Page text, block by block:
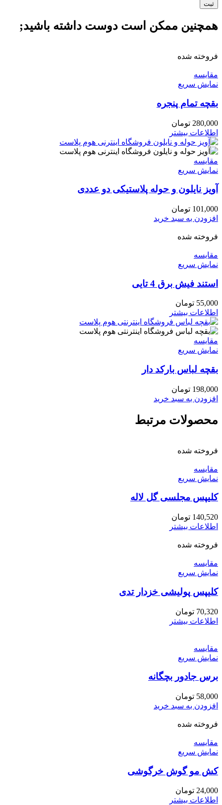
همچنین ممکن است دوست داشته باشید;
فروخته شده
مقايسه
نمایش سریع
بقچه تمام پنجره
280,000 تومان
اطلاعات بیشتر
مقايسه
نمایش سریع
آویز نایلون و حوله پلاستیکی دو عددی
101,000 تومان
افزودن به سبد خرید
فروخته شده
مقايسه
نمایش سریع
استند فیش برق 4 تایی
55,000 تومان
اطلاعات بیشتر
مقايسه
نمایش سریع
بقچه لباس بارکد دار
198,000 تومان
افزودن به سبد خرید
محصولات مرتبط
فروخته شده
مقايسه
نمایش سریع
کلیپس مجلسی گل لاله
140,520 تومان
اطلاعات بیشتر
فروخته شده
مقايسه
نمایش سریع
کلیپس پولیشی خزدار تدی
70,320 تومان
اطلاعات بیشتر
مقايسه
نمایش سریع
برس جادور بچگانه
58,000 تومان
افزودن به سبد خرید
فروخته شده
مقايسه
نمایش سریع
کش مو گوش خرگوشی
24,000 تومان
اطلاعات بیشتر